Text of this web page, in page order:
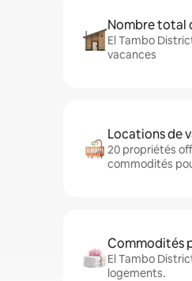
Nombre total
El Tambo
vacances
Locations de
20 propriétés
commodités
Commodités
El Tambo
logements.